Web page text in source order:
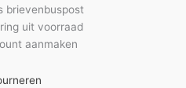
brievenbuspost
uit voorraad
aanmaken